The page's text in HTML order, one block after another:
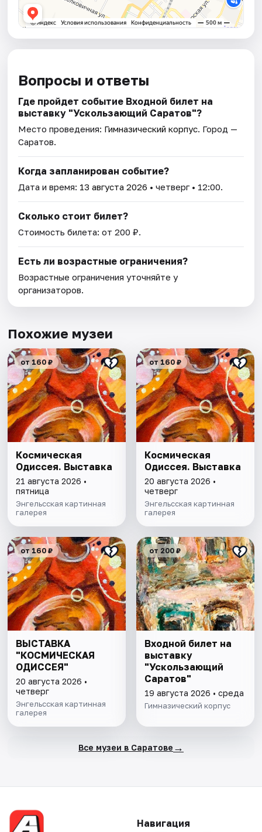
Вопросы и ответы
Где пройдет событие Входной билет на
выставку "Ускользающий Саратов"?
Место проведения: Гимназический корпус. Город —
Саратов.
Когда запланирован событие?
Дата и время: 13 августа 2026 • четверг • 12:00.
Сколько стоит билет?
Стоимость билета: от 200 ₽.
Есть ли возрастные ограничения?
Возрастные ограничения уточняйте у
организаторов.
Похожие музеи
от 160 ₽
Космическая
Одиссея. Выставка
21 августа 2026 •
пятница
Энгельсская картинная
галерея
от 160 ₽
Космическая
Одиссея. Выставка
20 августа 2026 •
четверг
Энгельсская картинная
галерея
от 160 ₽
ВЫСТАВКА
"КОСМИЧЕСКАЯ
ОДИССЕЯ"
20 августа 2026 •
четверг
Энгельсская картинная
галерея
от 200 ₽
Входной билет на
выставку
"Ускользающий
Саратов"
19 августа 2026 • среда
Гимназический корпус
Все музеи в Саратове →
Навигация